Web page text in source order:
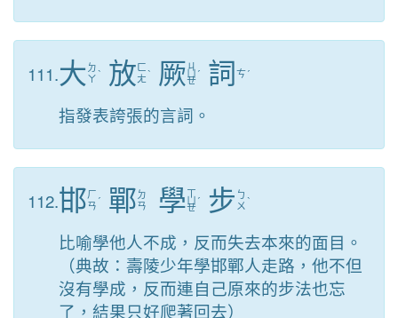
111.大 ㄉ
ㄚˋ 放 ㄈ
ㄤˋ 厥 ㄐ
ㄩ
ㄝ
ˊ 詞 ㄘˊ
指發表誇張的言詞。
112.邯ㄏ
ㄢ ˊ 鄲 ㄉ
ㄢ
學ㄒ
ㄩ
ㄝ
ˊ 步 ㄅ
ㄨ ˋ
比喻學他人不成，反而失去本來的面目。
（典故：壽陵少年學邯鄲人走路，他不但
沒有學成，反而連自己原來的步法也忘
了，結果只好爬著回去）